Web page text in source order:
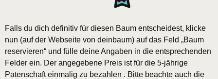
Falls du dich definitiv für diesen Baum entscheidest, klicke
nun (auf der Webseite von deinbaum) auf das Feld „Baum
reservieren“ und fülle deine Angaben in die entsprechenden
Felder ein. Der angegebene Preis ist für die 5-jährige
Patenschaft einmalig zu bezahlen . Bitte beachte auch die